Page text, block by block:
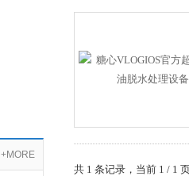
+MORE
共 1 条记录，当前 1